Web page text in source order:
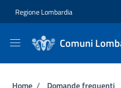
Regione Lombardia
Comuni
Home / Domande frequenti